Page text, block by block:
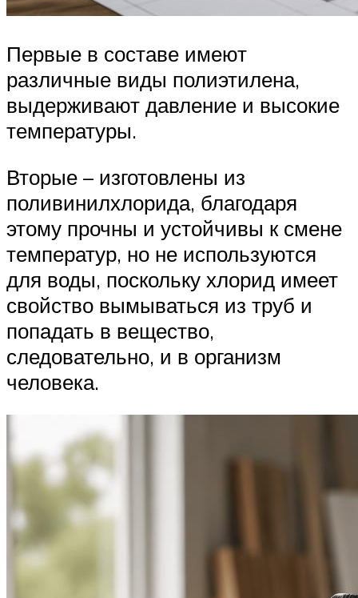
Первые в составе имеют
различные виды полиэтилена,
выдерживают давление и высокие
температуры.
Вторые – изготовлены из
поливинилхлорида, благодаря
этому прочны и устойчивы к смене
температур, но не используются
для воды, поскольку хлорид имеет
свойство вымываться из труб и
попадать в вещество,
следовательно, и в организм
человека.